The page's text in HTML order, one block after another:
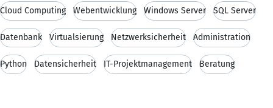
Cloud Computing Webentwicklung Windows Server SQL Server
Datenbank Virtualsierung Netzwerksicherheit Administration
Python Datensicherheit IT-Projektmanagement Beratung